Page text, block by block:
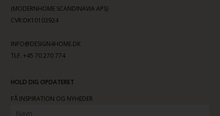
(MODERNHOME SCANDINAVIA APS)
CVR:DK10103924
INFO@DESIGN4HOME.DK
TLF. +45 70 270 774
HOLD DIG OPDATERET
FÅ INSPIRATION OG NYHEDER